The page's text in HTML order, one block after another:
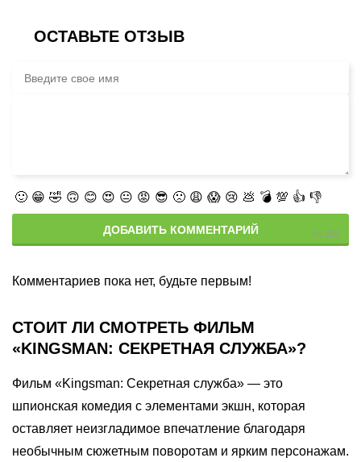
ОСТАВЬТЕ ОТЗЫВ
🙂 😁 🤣 🙃 😊 😍 😐 😡 😎 🙁 😩 😱 😢 💩 💣 💯 👍 👎
ДОБАВИТЬ КОММЕНТАРИЙ
Комментариев пока нет, будьте первым!
СТОИТ ЛИ СМОТРЕТЬ ФИЛЬМ
«KINGSMAN: СЕКРЕТНАЯ СЛУЖБА»?
Фильм «Kingsman: Секретная служба» — это
шпионская комедия с элементами экшн, которая
оставляет неизгладимое впечатление благодаря
необычным сюжетным поворотам и ярким персонажам.